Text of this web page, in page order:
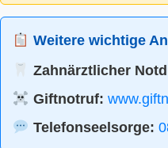
Weitere wichtige
Zahnärztlicher
Giftnotruf:
Telefonseelsorge: